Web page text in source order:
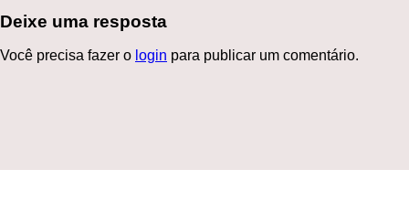
Deixe uma resposta
Você precisa fazer o login para publicar um comentário.